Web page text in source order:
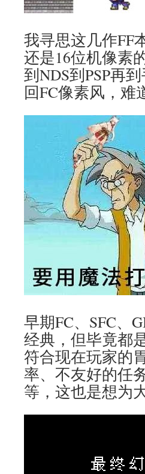
我寻思这几作FF
还是16位机像素
到NDS到PSP再
回FC像素风，难
早期FC、SFC、
经典，但毕竟都
符合现在玩家的
率、不友好的任
等，这也是想为